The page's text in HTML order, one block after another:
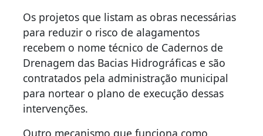
Os projetos que listam as obras necessárias
para reduzir o risco de alagamentos
recebem o nome técnico de Cadernos de
Drenagem das Bacias Hidrográficas e são
contratados pela administração municipal
para nortear o plano de execução dessas
intervenções.
Outro mecanismo que funciona como